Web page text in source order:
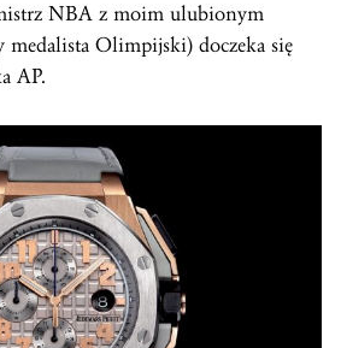
NBA z moim ulubionym
Olimpijski) doczeka się
AP.